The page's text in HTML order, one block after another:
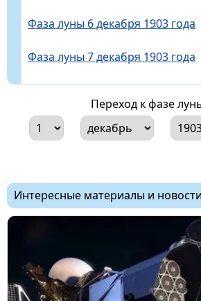
Фаза луны 6 декабря 1903 года
Фаза луны 7 декабря 1903 года
Переход к фазе
Интересные материалы и новости